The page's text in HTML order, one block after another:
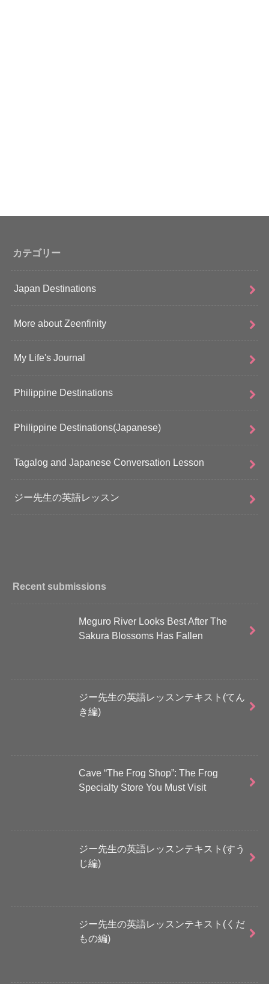
カテゴリー
Japan Destinations
More about Zeenfinity
My Life's Journal
Philippine Destinations
Philippine Destinations(Japanese)
Tagalog and Japanese Conversation Lesson
ジー先生の英語レッスン
Recent submissions
Meguro River Looks Best After The
Sakura Blossoms Has Fallen
ジー先生の英語レッスンテキスト(てん
き編)
Cave “The Frog Shop”: The Frog
Specialty Store You Must Visit
ジー先生の英語レッスンテキスト(すう
じ編)
ジー先生の英語レッスンテキスト(くだ
もの編)